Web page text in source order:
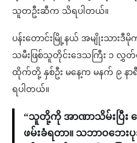
သူတဦးဆီက သိရပါတယ်။
ပန်းတောင်းမြို့နယ် အမျိုးသားဒီမို
သမီးဖြစ်သူတိုင်းဒေသကြီး ၁ လွှ
ထိုက်တို့ နှစ်ဦး မနေ့က မနက် ၉ န
ရပါတယ်။
“သူတို့ကို အာဏာသိမ်းပြီး ဖ
ဖမ်းခံရတာ။ သဘာဝဘေးပု